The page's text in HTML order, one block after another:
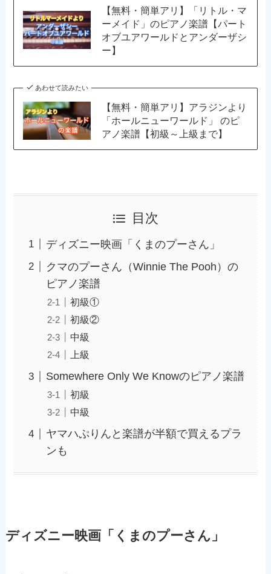
【無料・簡単アリ】「リトル・マ
ーメイド」のピアノ楽譜【パート
オブユアワールドとアンダーザシ
ー】
あわせて読みたい
【無料・簡単アリ】アラジンより
「ホールニューワールド」 のピ
アノ楽譜【初級～上級まで】
目次
ディズニー映画「くまのプーさん」
クマのプーさん（Winnie The Pooh）の
ピアノ楽譜
初級①
初級②
中級
上級
Somewhere Only We Knowのピアノ楽譜
初級
中級
ヤマハぷりんと楽譜が半額で買えるプラ
ンも
ディズニー映画「くまのプーさん」